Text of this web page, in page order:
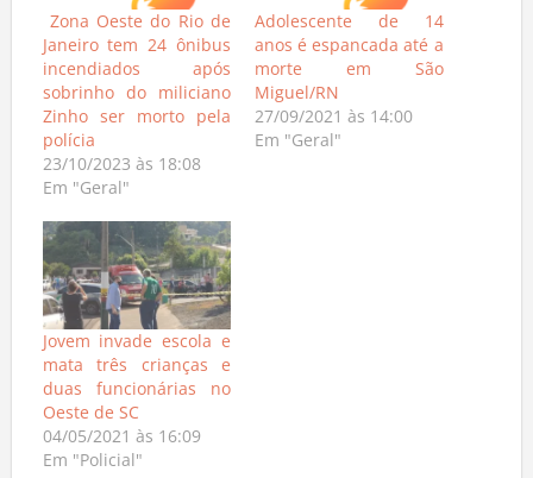
Zona Oeste do Rio de
Janeiro tem 24 ônibus
incendiados após
sobrinho do miliciano
Zinho ser morto pela
polícia
23/10/2023 às 18:08
Em "Geral"
Adolescente de 14
anos é espancada até a
morte em São
Miguel/RN
27/09/2021 às 14:00
Em "Geral"
Jovem invade escola e
mata três crianças e
duas funcionárias no
Oeste de SC
04/05/2021 às 16:09
Em "Policial"